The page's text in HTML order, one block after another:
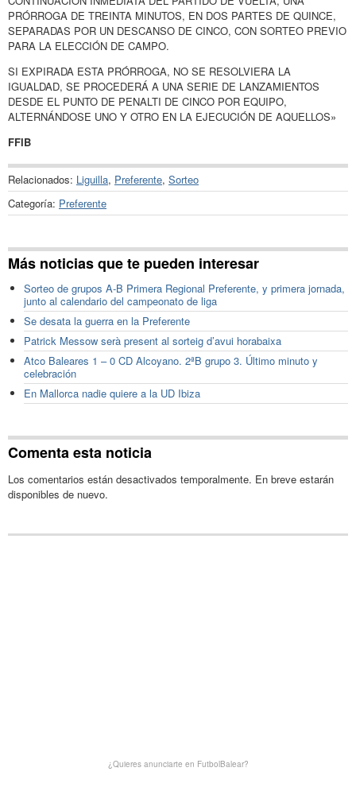
PRÓRROGA DE TREINTA MINUTOS, EN DOS PARTES DE QUINCE,
SEPARADAS POR UN DESCANSO DE CINCO, CON SORTEO PREVIO
PARA LA ELECCIÓN DE CAMPO.
SI EXPIRADA ESTA PRÓRROGA, NO SE RESOLVIERA LA
IGUALDAD, SE PROCEDERÁ A UNA SERIE DE LANZAMIENTOS
DESDE EL PUNTO DE PENALTI DE CINCO POR EQUIPO,
ALTERNÁNDOSE UNO Y OTRO EN LA EJECUCIÓN DE AQUELLOS»
FFIB
Relacionados: Liguilla, Preferente, Sorteo
Categoría: Preferente
Más noticias que te pueden interesar
Sorteo de grupos A-B Primera Regional Preferente, y primera jornada,
junto al calendario del campeonato de liga
Se desata la guerra en la Preferente
Patrick Messow serà present al sorteig d’avui horabaixa
Atco Baleares 1 – 0 CD Alcoyano. 2ªB grupo 3. Último minuto y
celebración
En Mallorca nadie quiere a la UD Ibiza
Comenta esta noticia
Los comentarios están desactivados temporalmente. En breve estarán
disponibles de nuevo.
¿Quieres anunciarte en FutbolBalear?